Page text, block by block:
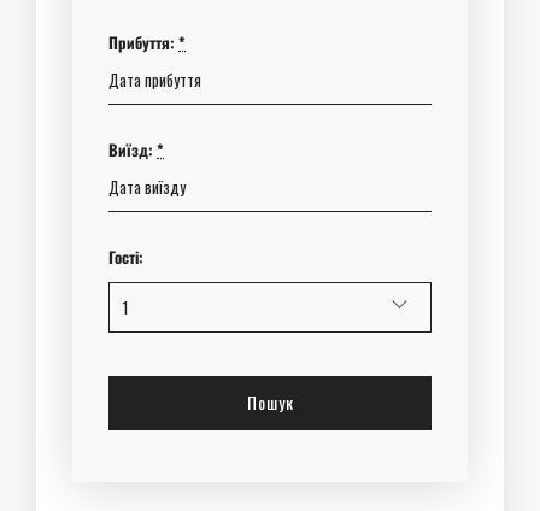
Прибуття: *
Виїзд: *
Гості: